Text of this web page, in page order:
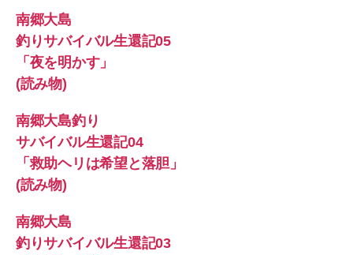
南郷大島
釣りサバイバル生還記05
「夜を明かす」
(読み物)
南郷大島釣り
サバイバル生還記04
「救助ヘリは希望と落胆」
(読み物)
南郷大島
釣りサバイバル生還記03